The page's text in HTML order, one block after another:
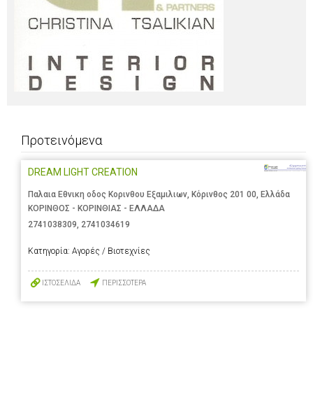
Προτεινόμενα
DREAM LIGHT CREATION
Παλαια Εθνικη οδος Κορινθου Εξαμιλιων, Κόρινθος 201 00, Ελλάδα
ΚΟΡΙΝΘΟΣ - ΚΟΡΙΝΘΙΑΣ - ΕΛΛΑΔΑ
2741038309 2741034619
Κατηγορία: Αγορές / Βιοτεχνίες
ΙΣΤΟΣΕΛΙΔΑ ΠΕΡΙΣΣΟΤΕΡΑ